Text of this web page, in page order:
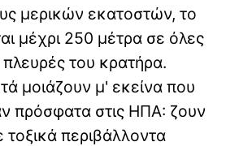
μερικών εκατοστών, το
μέχρι 250 μέτρα σε όλες
πλευρές του κρατήρα.
μοιάζουν μ' εκείνα που
πρόσφατα στις ΗΠΑ: ζουν
τοξικά περιβάλλοντα